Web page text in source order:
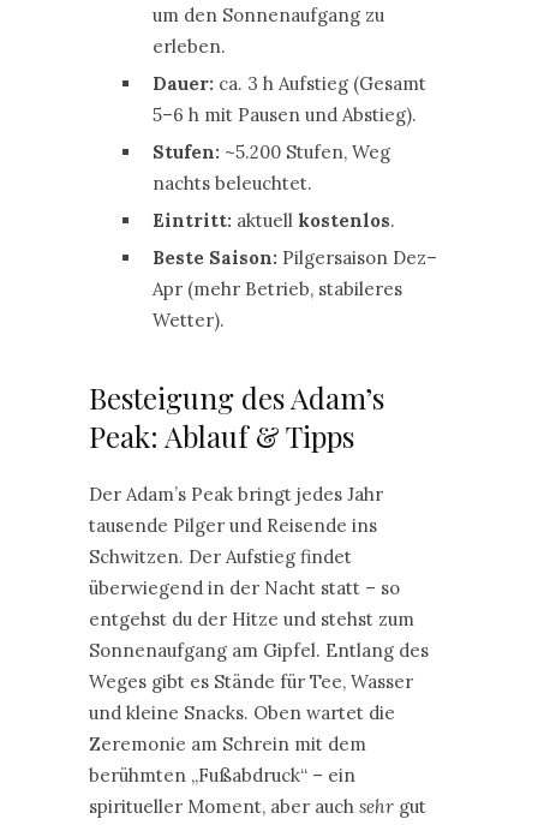
um den Sonnenaufgang zu
erleben.
Dauer: ca. 3 h Aufstieg (Gesamt
5–6 h mit Pausen und Abstieg).
Stufen: ~5.200 Stufen, Weg
nachts beleuchtet.
Eintritt: aktuell kostenlos.
Beste Saison: Pilgersaison Dez–
Apr (mehr Betrieb, stabileres
Wetter).
Besteigung des Adam’s
Peak: Ablauf & Tipps
Der Adam’s Peak bringt jedes Jahr
tausende Pilger und Reisende ins
Schwitzen. Der Aufstieg findet
überwiegend in der Nacht statt – so
entgehst du der Hitze und stehst zum
Sonnenaufgang am Gipfel. Entlang des
Weges gibt es Stände für Tee, Wasser
und kleine Snacks. Oben wartet die
Zeremonie am Schrein mit dem
berühmten „Fußabdruck“ – ein
spiritueller Moment, aber auch sehr gut